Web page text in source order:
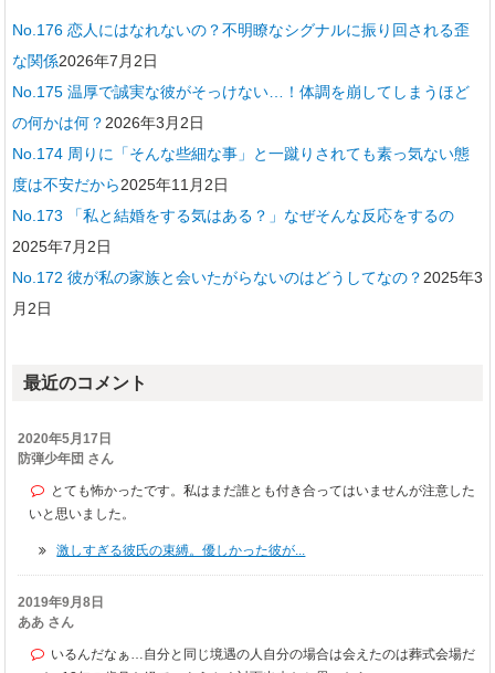
No.176 恋人にはなれないの？不明瞭なシグナルに振り回される歪
な関係2026年7月2日
No.175 温厚で誠実な彼がそっけない…！体調を崩してしまうほど
の何かは何？ 2026年3月2日
No.174 周りに「そんな些細な事」と一蹴りされても素っ気ない態
度は不安だから2025年11月2日
No.173 「私と結婚をする気はある？」なぜそんな反応をするの
2025年7月2日
No.172 彼が私の家族と会いたがらないのはどうしてなの？ 2025年3
月2日
最近のコメント
2020年5月17日
防弾少年団 さん
とても怖かったです。私はまだ誰とも付き合ってはいませんが注意した
いと思いました。
激しすぎる彼氏の束縛。優しかった彼が...
2019年9月8日
ああ さん
いるんだなぁ…自分と同じ境遇の人自分の場合は会えたのは葬式会場だ